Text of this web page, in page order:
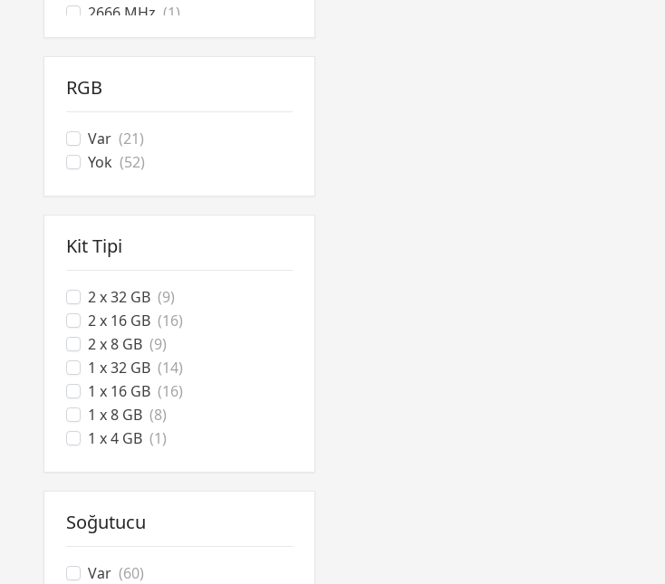
2666 MHz (1)
RGB
Var (21)
Yok (52)
Kit Tipi
2 x 32 GB (9)
2 x 16 GB (16)
2 x 8 GB (9)
1 x 32 GB (14)
1 x 16 GB (16)
1 x 8 GB (8)
1 x 4 GB (1)
Soğutucu
Var (60)